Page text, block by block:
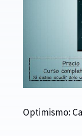
Optimismo: